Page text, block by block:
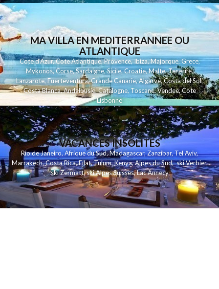
MA VILLA EN MEDITERRANNEE OU
ATLANTIQUE
Cote d'Azur,Cote Atlantique,Provence,Ibiza,Majorque,Grece,
Mykonos,Corse,Sardaigne,Sicile,Croatie,Malte,Tenerife,
Lanzarote,Fuerteventura,Grande Canarie,Algarve,Costa del Sol,
Costa Blanca,Andalousie,Catalogne,Toscane,Vendee,Cote
Lisbonne
VACANCES INSOLITES
Rio de Janeiro,Afrique du Sud,Madagascar,Zanzibar,Tel Aviv,
Marrakech,Costa Rica,Eilat,Tulum,Kenya,Alpes du Sud,ski Verbier,
ski Zermatt,ski Alpes Suisses,Lac Annecy